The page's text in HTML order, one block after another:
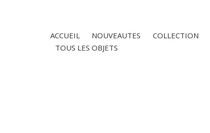
ACCUEIL NOUVEAUTES
COLLECTION
TOUS LES OBJETS